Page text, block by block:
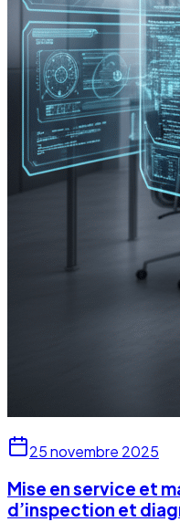
25 novembre 2025
Mise en service et
d’inspection et